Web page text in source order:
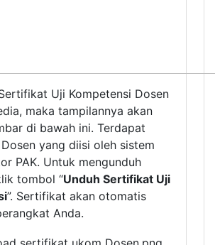
Uji Kompetensi Dosen
maka tampilannya akan
di bawah ini. Terdapat
yang diisi oleh sistem
PAK. Untuk mengunduh
tombol “Unduh Sertifikat Uji
”. Sertifikat akan otomatis
Anda.